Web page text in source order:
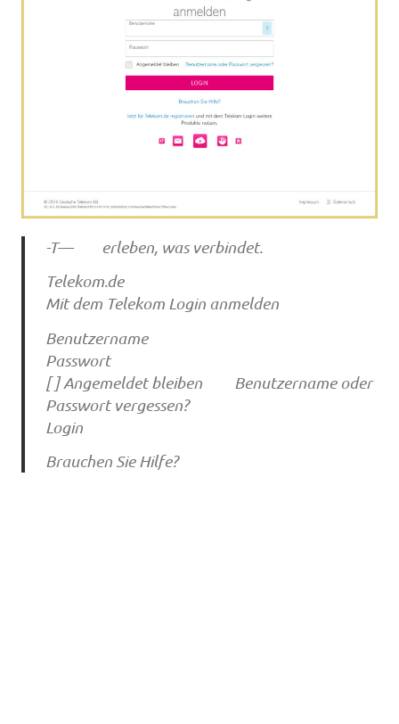
-T— erleben, was verbindet.
Telekom.de
Mit dem Telekom Login anmelden
Benutzername
Passwort
[ ] Angemeldet bleiben Benutzername oder
Passwort vergessen?
Login
Brauchen Sie Hilfe?